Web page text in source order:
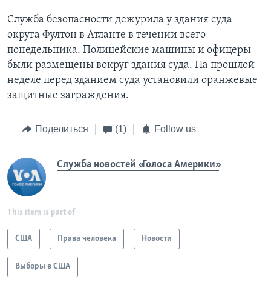
Служба безопасности дежурила у здания суда
округа Фултон в Атланте в течении всего
понедельника. Полицейские машины и офицеры
были размещены вокруг здания суда. На прошлой
неделе перед зданием суда установили оранжевые
защитные заграждения.
Поделиться (1) Follow us
Служба новостей «Голоса Америки»
This item is part of
США Права человека Новости
Выборы в США